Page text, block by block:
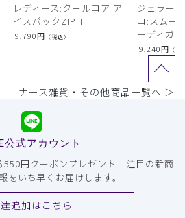
レディース:クールコア ア
イスパックZIP T
9,790円 （税込）
ジェラー
コ:スムー
ーディガン
9,240円 （税
ナース雑貨・その他商品一覧へ ＞
公式アカウント
円クーポンプレゼント！注目の新商
をいち早くお届けします。
追加はこちら